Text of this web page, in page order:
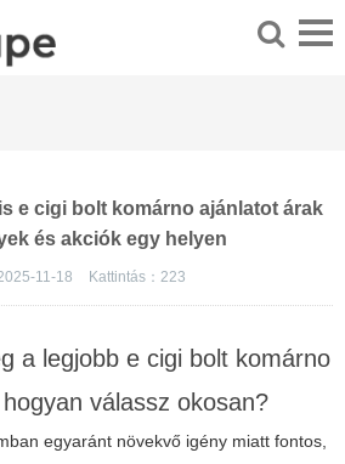
e cigi bolt komárno ajánlatot árak
és akciók egy helyen
11-18 Kattintás： 223
a legjobb e cigi bolt komárno
válassz okosan?
egyaránt növekvő igény miatt fontos,